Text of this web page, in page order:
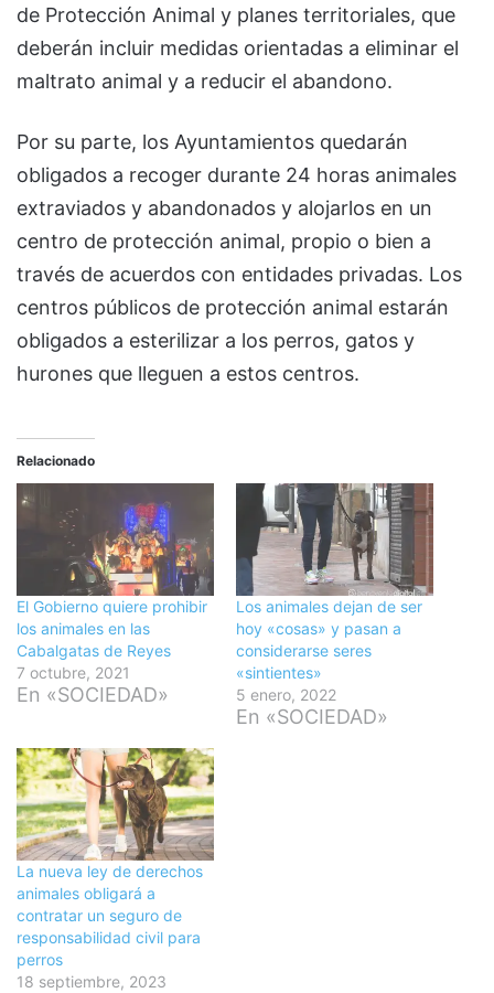
de Protección Animal y planes territoriales, que
deberán incluir medidas orientadas a eliminar el
maltrato animal y a reducir el abandono.
Por su parte, los Ayuntamientos quedarán
obligados a recoger durante 24 horas animales
extraviados y abandonados y alojarlos en un
centro de protección animal, propio o bien a
través de acuerdos con entidades privadas. Los
centros públicos de protección animal estarán
obligados a esterilizar a los perros, gatos y
hurones que lleguen a estos centros.
Relacionado
El Gobierno quiere prohibir
los animales en las
Cabalgatas de Reyes
7 octubre, 2021
En «SOCIEDAD»
Los animales dejan de ser
hoy «cosas» y pasan a
considerarse seres
«sintientes»
5 enero, 2022
En «SOCIEDAD»
La nueva ley de derechos
animales obligará a
contratar un seguro de
responsabilidad civil para
perros
18 septiembre, 2023